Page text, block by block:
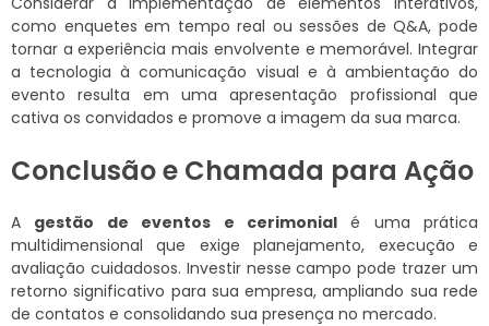
como enquetes em tempo real ou sessões de Q&A, pode
tornar a experiência mais envolvente e memorável. Integrar
a tecnologia à comunicação visual e à ambientação do
evento resulta em uma apresentação profissional que
cativa os convidados e promove a imagem da sua marca.
Conclusão e Chamada para Ação
A gestão de eventos e cerimonialé uma prática
multidimensional que exige planejamento, execução e
avaliação cuidadosos. Investir nesse campo pode trazer um
retorno significativo para sua empresa, ampliando sua rede
de contatos e consolidando sua presença no mercado.